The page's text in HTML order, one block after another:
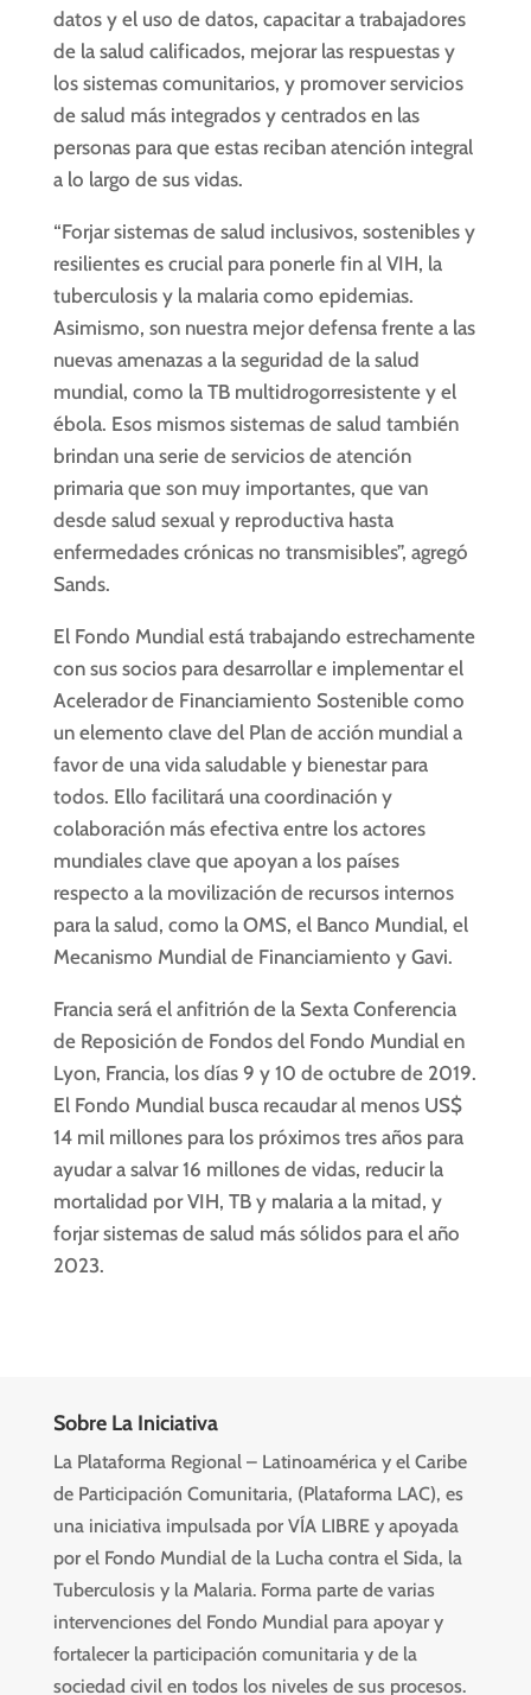
datos y el uso de datos, capacitar a trabajadores
de la salud calificados, mejorar las respuestas y
los sistemas comunitarios, y promover servicios
de salud más integrados y centrados en las
personas para que estas reciban atención integral
a lo largo de sus vidas.
“Forjar sistemas de salud inclusivos, sostenibles y
resilientes es crucial para ponerle fin al VIH, la
tuberculosis y la malaria como epidemias.
Asimismo, son nuestra mejor defensa frente a las
nuevas amenazas a la seguridad de la salud
mundial, como la TB multidrogorresistente y el
ébola. Esos mismos sistemas de salud también
brindan una serie de servicios de atención
primaria que son muy importantes, que van
desde salud sexual y reproductiva hasta
enfermedades crónicas no transmisibles”, agregó
Sands.
El Fondo Mundial está trabajando estrechamente
con sus socios para desarrollar e implementar el
Acelerador de Financiamiento Sostenible como
un elemento clave del Plan de acción mundial a
favor de una vida saludable y bienestar para
todos. Ello facilitará una coordinación y
colaboración más efectiva entre los actores
mundiales clave que apoyan a los países
respecto a la movilización de recursos internos
para la salud, como la OMS, el Banco Mundial, el
Mecanismo Mundial de Financiamiento y Gavi.
Francia será el anfitrión de la Sexta Conferencia
de Reposición de Fondos del Fondo Mundial en
Lyon, Francia, los días 9 y 10 de octubre de 2019.
El Fondo Mundial busca recaudar al menos US$
14 mil millones para los próximos tres años para
ayudar a salvar 16 millones de vidas, reducir la
mortalidad por VIH, TB y malaria a la mitad, y
forjar sistemas de salud más sólidos para el año
2023.
Sobre La Iniciativa
La Plataforma Regional – Latinoamérica y el Caribe
de Participación Comunitaria, (Plataforma LAC), es
una iniciativa impulsada por VÍA LIBRE y apoyada
por el Fondo Mundial de la Lucha contra el Sida, la
Tuberculosis y la Malaria. Forma parte de varias
intervenciones del Fondo Mundial para apoyar y
fortalecer la participación comunitaria y de la
sociedad civil en todos los niveles de sus procesos.